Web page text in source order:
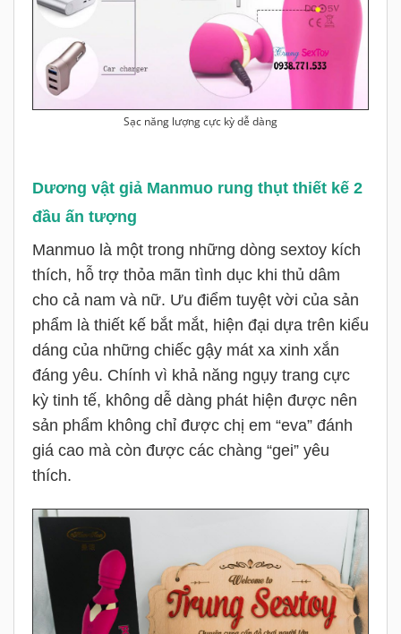
Sạc năng lượng cực kỳ dễ dàng
Dương vật giả Manmuo rung thụt thiết kế 2
đầu ấn tượng
Manmuo là một trong những dòng sextoy kích
thích, hỗ trợ thỏa mãn tình dục khi thủ dâm
cho cả nam và nữ. Ưu điểm tuyệt vời của sản
phẩm là thiết kế bắt mắt, hiện đại dựa trên kiểu
dáng của những chiếc gậy mát xa xinh xắn
đáng yêu. Chính vì khả năng ngụy trang cực
kỳ tinh tế, không dễ dàng phát hiện được nên
sản phẩm không chỉ được chị em “eva” đánh
giá cao mà còn được các chàng “gei” yêu
thích.